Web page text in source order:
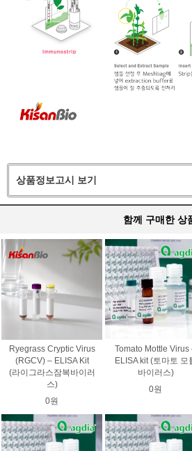
상품정보고시 보기
함께 구매한 상
Ryegrass Cryptic Virus
(RGCV) – ELISA Kit
(라이그라스잠복바이러
스)
0원
Tomato Mottle Virus
ELISA kit (토마토 모
바이러스)
0원